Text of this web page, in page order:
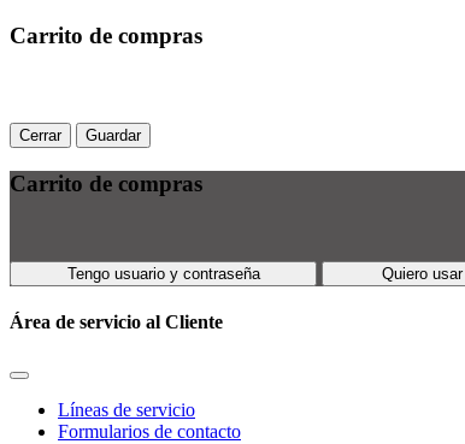
Carrito de compras
Cerrar Guardar
Carrito de compras
Tengo usuario y contraseña Quiero
Área de servicio al Cliente
Líneas de servicio
Formularios de contacto